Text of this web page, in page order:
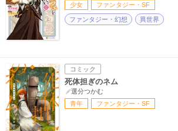
少女
ファンタジー・SF
ファンタジー・幻想 異世界
コミック
死体担ぎのネム
選分つかむ
青年
ファンタジー・SF